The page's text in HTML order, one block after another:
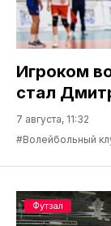
Игроком
стал
7 августа, 11:32
#Волейбольный
Футзал